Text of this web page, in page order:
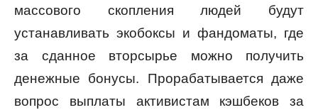
массового скопления людей будут
устанавливать экобоксы и фандоматы, где
за сданное вторсырье можно получить
денежные бонусы. Прорабатывается даже
вопрос выплаты активистам кэшбеков за